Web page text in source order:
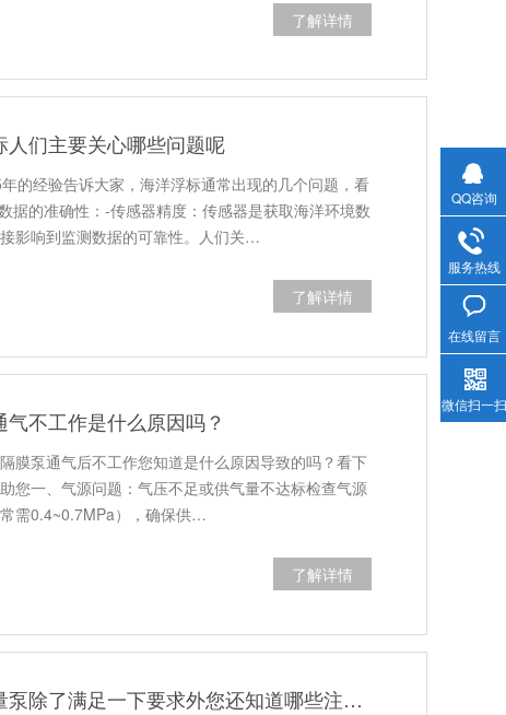
了解详情
们主要关心哪些问题呢
的经验告诉大家，海洋浮标通常出现的几个问题，看
据的准确性：-传感器精度：传感器是获取海洋环境数
影响到监测数据的可靠性。人们关…
了解详情
不工作是什么原因吗？
膜泵通气后不工作您知道是什么原因导致的吗？看下
您一、气源问题：‌气压不足或供气量不达标‌检查气源
需0.4~0.7MPa），确保供…
了解详情
化工领域使用的计量泵除了满足一下要求外您还知道哪些注意事项吗？
QQ咨询
服务热线
在线留言
微信扫一扫